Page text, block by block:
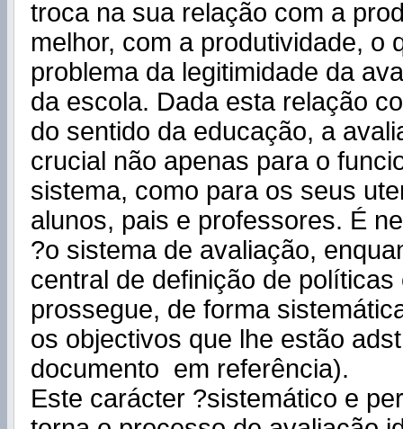
troca na sua relação com a
melhor, com a produtividade, o
problema da legitimidade da
da escola. Dada esta relação
do sentido da educação, a
crucial não apenas para o
sistema, como para os seus
alunos, pais e professores. É
?o sistema de avaliação,
central de definição de políticas
prossegue, de forma
os objectivos que lhe estão
documento em referência).
Este carácter ?sistemático e